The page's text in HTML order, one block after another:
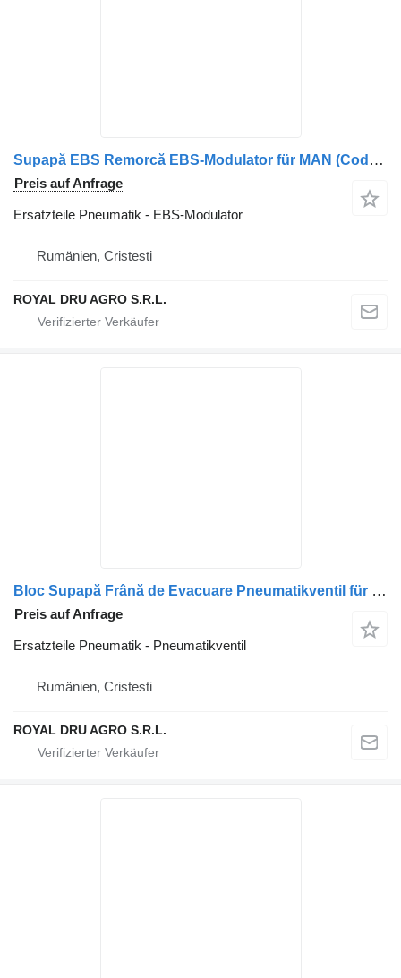
Supapă EBS Remorcă EBS-Modulator für MAN (Coduri: 8152301-6213, 81523016213, 8152301-6212, 81523016212, 8152301-6209, 81523016209, 81523019213, 8152301-9213, 81523016207, 8152301-6207) LKW
Preis auf Anfrage
Ersatzteile Pneumatik - EBS-Modulator
Rumänien, Cristesti
ROYAL DRU AGRO S.R.L.
Bloc Supapă Frână de Evacuare Pneumatikventil für MAN 81156106011/81156106010/81156100001/51521600002/51259020125 LKW
Preis auf Anfrage
Ersatzteile Pneumatik - Pneumatikventil
Rumänien, Cristesti
ROYAL DRU AGRO S.R.L.